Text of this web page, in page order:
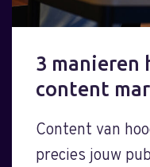
3 manieren
content
Content van
precies jouw